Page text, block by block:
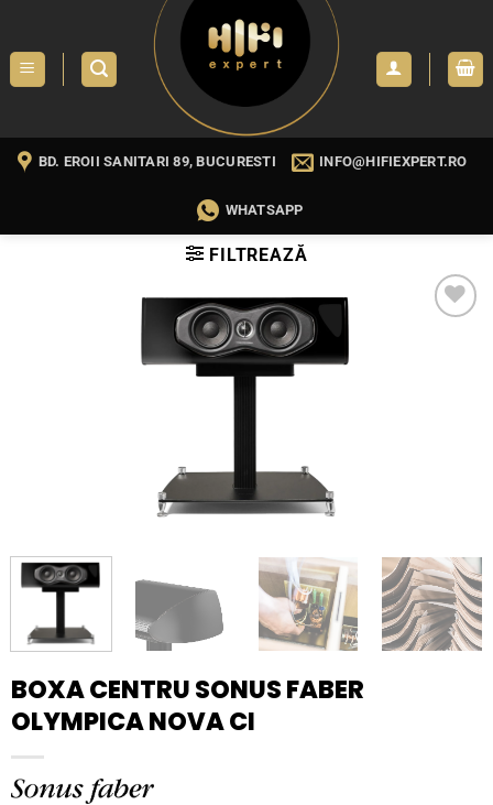
content
BD. EROII SANITARI 89, BUCURESTI INFO@HIFIEXPERT.RO
WHATSAPP
FILTREAZĂ
BOXA CENTRU SONUS FABER
OLYMPICA NOVA CI